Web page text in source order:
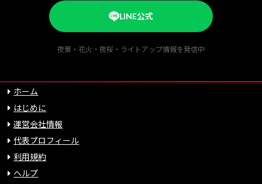
LINE公式
夜景・花火・夜桜・ライトアップ情報を発信中
ホーム
はじめに
運営会社情報
代表プロフィール
利用規約
ヘルプ